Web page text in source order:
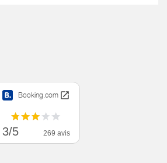
Booking.com
3/5 269 avis